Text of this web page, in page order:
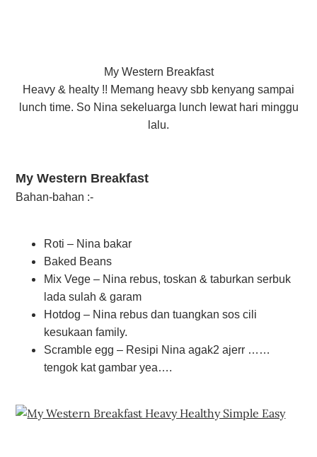
My Western Breakfast
Heavy & healty !! Memang heavy sbb kenyang sampai
lunch time. So Nina sekeluarga lunch lewat hari minggu
lalu.
My Western Breakfast
Bahan-bahan :-
Roti – Nina bakar
Baked Beans
Mix Vege – Nina rebus, toskan & taburkan serbuk
lada sulah & garam
Hotdog – Nina rebus dan tuangkan sos cili
kesukaan family.
Scramble egg – Resipi Nina agak2 ajerr ……
tengok kat gambar yea….